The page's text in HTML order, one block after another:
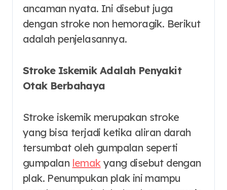
ancaman nyata. Ini disebut juga
dengan stroke non hemoragik. Berikut
adalah penjelasannya.
Stroke Iskemik Adalah Penyakit
Otak Berbahaya
Stroke iskemik merupakan stroke
yang bisa terjadi ketika aliran darah
tersumbat oleh gumpalan seperti
gumpalan lemakyang disebut dengan
plak. Penumpukan plak ini mampu